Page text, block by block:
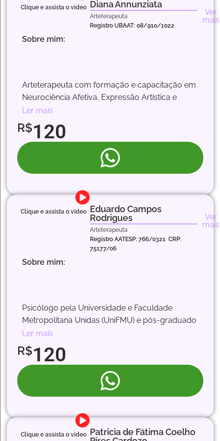
Experiência em atendimentos com adultos,
adolescentes e idosos, trabalhando a saúde
Clique e assista o video Diana Annunziata
Arteterapeuta
Registro UBAAT: 08/910/1022
Ver
mais
Sobre mim:
Arteterapeuta com formação e capacitação em
Neurociência Afetiva, Expressão Artística e
Adaptação de Materiais em Processos
Inclusivos e de Reabilitação. Com foco em
saúde mental, facilito percursos que
contemplam aspectos emocionais, cognitivos e
comportamentais a partir dos interesses e
necessidades individuais, a fim de auxiliar que
desenvolva habilidades e encontre novas
formas de se conectar consigo mesmo e com
Ler mais
R$120
Clique e assista o video Eduardo Campos
Rodrigues
Arteterapeuta
Registro AATESP: 766/0321 CRP:
75177/06
Ver
mais
Sobre mim:
Psicólogo pela Universidade e Faculdade
Metropolitana Unidas (UniFMU) e pós-graduado
em Arteterapia pelo Instituto Freedom.
Atualmente trabalha com Oficinas Criativas de
Arteterapia, estimulando as funções cognitivas,
oferecendo suportes para o desenvolvimento
do potencial criativo, ampliando as formas de
expressão, atenção, concentração, percepção,
raciocínio lógico, resgate da autonomia, alegria
e qualidade de vida. Possui experiências com
Ler mais
R$120
Clique e assista o video Patricia de Fátima Coelho